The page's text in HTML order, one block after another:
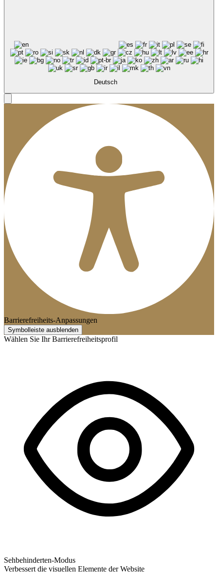
Deutsch
Barrierefreiheits-Anpassungen
Symbolleiste ausblenden
Wählen Sie Ihr Barrierefreiheitsprofil
Sehbehinderten-Modus
Verbessert die visuellen Elemente der Website